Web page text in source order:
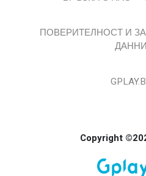
ПОВЕРИТЕЛНОСТ И
ДАННИ
Copyright